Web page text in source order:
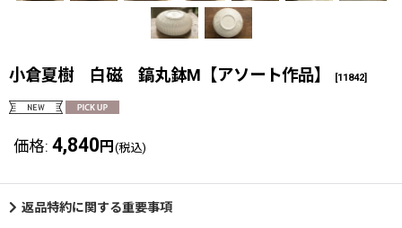
小倉夏樹 白磁 鎬丸鉢M【アソート作品】 [11842]
価格: 4,840 円 (税込)
返品特約に関する重要事項